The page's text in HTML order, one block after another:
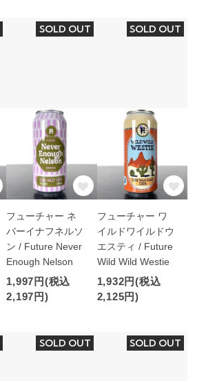
SOLD OUT
フューチャー ネ
バーイナフネルソ
ン / Future Never
Enough Nelson
1,997円(税込
2,197円)
SOLD OUT
フューチャー ワ
イルドワイルドウ
エスティ / Future
Wild Wild Westie
1,932円(税込
2,125円)
SOLD OUT SOLD OUT